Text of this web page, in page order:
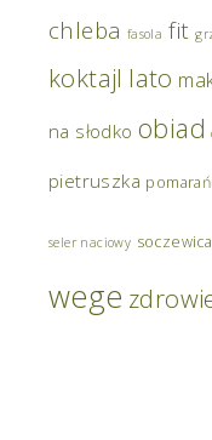
chleba fasola fit
koktajl lato
na słodko obiad
pietruszka
seler naciowy soczewica
wege